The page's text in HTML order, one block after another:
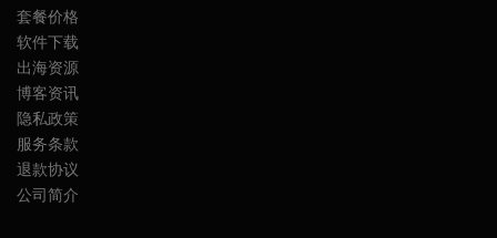
套餐价格
软件下载
出海资源
博客资讯
隐私政策
服务条款
退款协议
公司简介